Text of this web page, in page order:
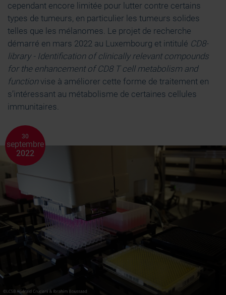
cependant encore limitée pour lutter contre certains
types de tumeurs, en particulier les tumeurs solides
telles que les mélanomes. Le projet de recherche
démarré en mars 2022 au Luxembourg et intitulé CD8-
library - Identification of clinically relevant compounds
for the enhancement of CD8 T cell metabolism and
functionvise à améliorer cette forme de traitement en
s’intéressant au métabolisme de certaines cellules
immunitaires.
30
septembre
2022